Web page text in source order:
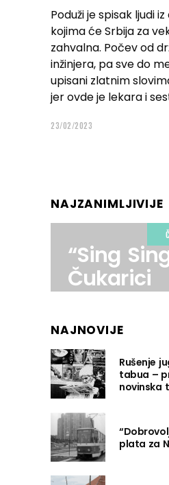
Poduži je spisak ljudi
kojima će Srbija za
zahvalna. Počev od
inžinjera, pa sve do
upisani zlatnim
jer ovde je lekara i
23/02/2023
NAJZANIMLJIVIJE
“Sing
Čukarici
NAJNOVIJE
Rušenje
tabua –
novinska
plata za